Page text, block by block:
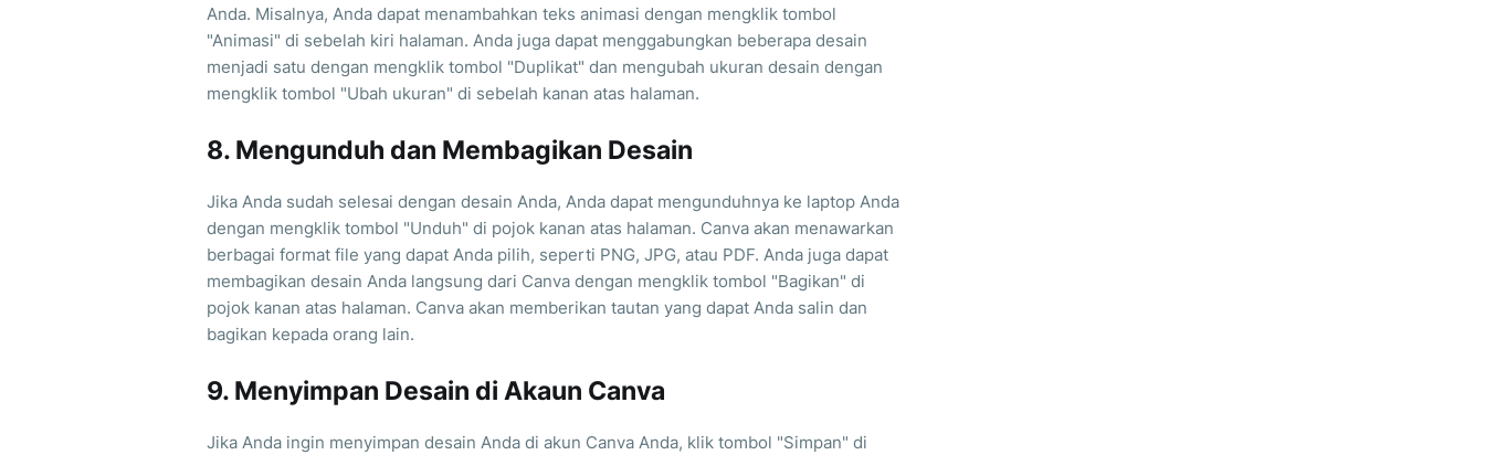
Anda. Misalnya, Anda dapat menambahkan teks animasi dengan mengklik tombol
"Animasi" di sebelah kiri halaman. Anda juga dapat menggabungkan beberapa desain
menjadi satu dengan mengklik tombol "Duplikat" dan mengubah ukuran desain dengan
mengklik tombol "Ubah ukuran" di sebelah kanan atas halaman.
8. Mengunduh dan Membagikan Desain
Jika Anda sudah selesai dengan desain Anda, Anda dapat mengunduhnya ke laptop Anda
dengan mengklik tombol "Unduh" di pojok kanan atas halaman. Canva akan menawarkan
berbagai format file yang dapat Anda pilih, seperti PNG, JPG, atau PDF. Anda juga dapat
membagikan desain Anda langsung dari Canva dengan mengklik tombol "Bagikan" di
pojok kanan atas halaman. Canva akan memberikan tautan yang dapat Anda salin dan
bagikan kepada orang lain.
9. Menyimpan Desain di Akaun Canva
Jika Anda ingin menyimpan desain Anda di akun Canva Anda, klik tombol "Simpan" di